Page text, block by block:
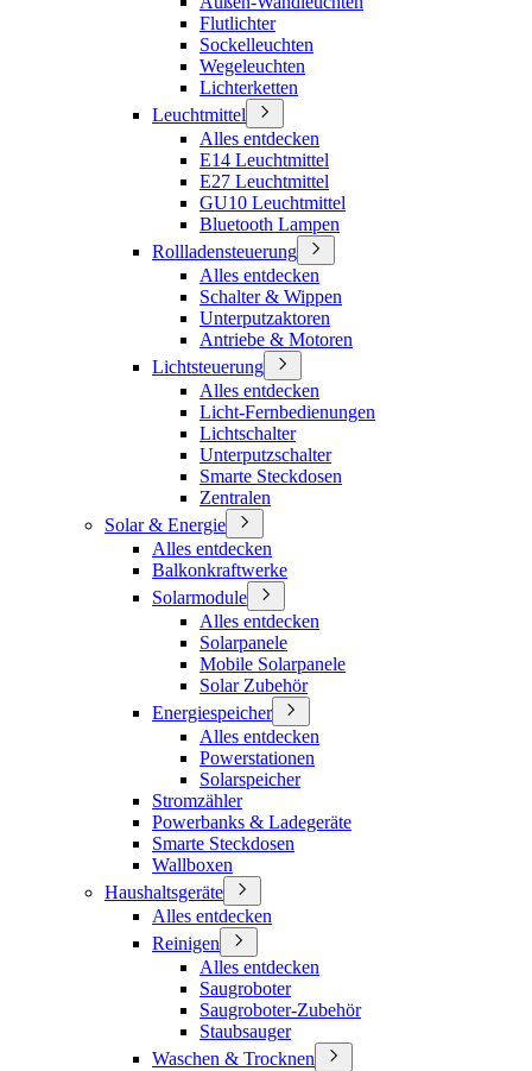
Flutlichter
Sockelleuchten
Wegeleuchten
Lichterketten
Leuchtmittel
Alles entdecken
E14 Leuchtmittel
E27 Leuchtmittel
GU10 Leuchtmittel
Bluetooth Lampen
Rollladensteuerung
Alles entdecken
Schalter & Wippen
Unterputzaktoren
Antriebe & Motoren
Lichtsteuerung
Alles entdecken
Licht-Fernbedienungen
Lichtschalter
Unterputzschalter
Smarte Steckdosen
Zentralen
Solar & Energie
Alles entdecken
Balkonkraftwerke
Solarmodule
Alles entdecken
Solarpanele
Mobile Solarpanele
Solar Zubehör
Energiespeicher
Alles entdecken
Powerstationen
Solarspeicher
Stromzähler
Powerbanks & Ladegeräte
Smarte Steckdosen
Wallboxen
Haushaltsgeräte
Alles entdecken
Reinigen
Alles entdecken
Saugroboter
Saugroboter-Zubehör
Staubsauger
Waschen & Trocknen